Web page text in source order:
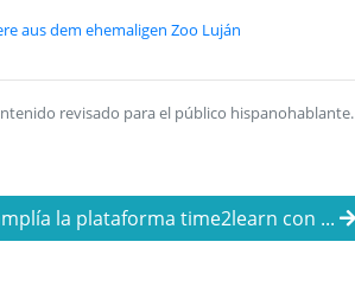
aus dem ehemaligen Zoo Luján
revisado para el público hispanohablante.
la plataforma time2learn con ...